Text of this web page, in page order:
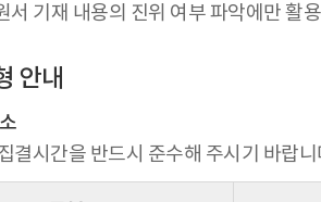
기재 내용의 진위 여부 파악에만 활
안내
결시간을 반드시 준수해 주시기 바랍